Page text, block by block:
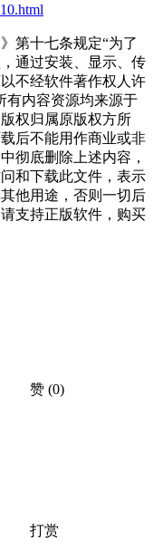
第十七条规定“为了
通过安装、显示、传
不经软件著作权人许
有内容资源均来源于
权归属原版权方所
后不能用作商业或非
彻底删除上述内容，
和下载此文件，表示
他用途，否则一切后
支持正版软件，购买
赞 (0)
打赏